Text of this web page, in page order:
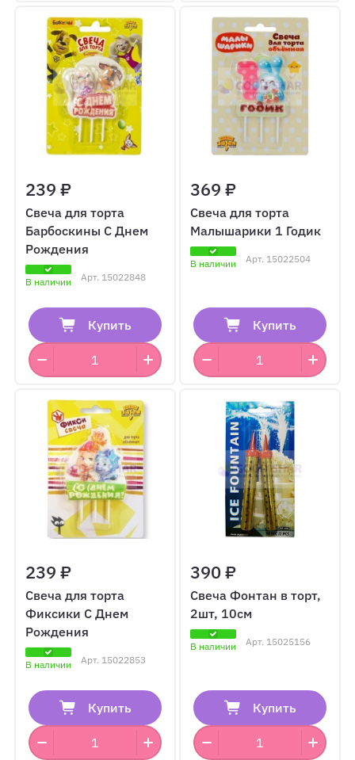
239 ₽
Свеча для торта
Барбоскины С Днем
Рождения
В наличии Арт. 15022848
Купить
369 ₽
Свеча для торта
Малышарики 1 Годик
В наличии Арт. 15022504
Купить
239 ₽
Свеча для торта
Фиксики С Днем
Рождения
В наличии Арт. 15022853
Купить
390 ₽
Свеча Фонтан в торт,
2шт, 10см
В наличии Арт. 15025156
Купить